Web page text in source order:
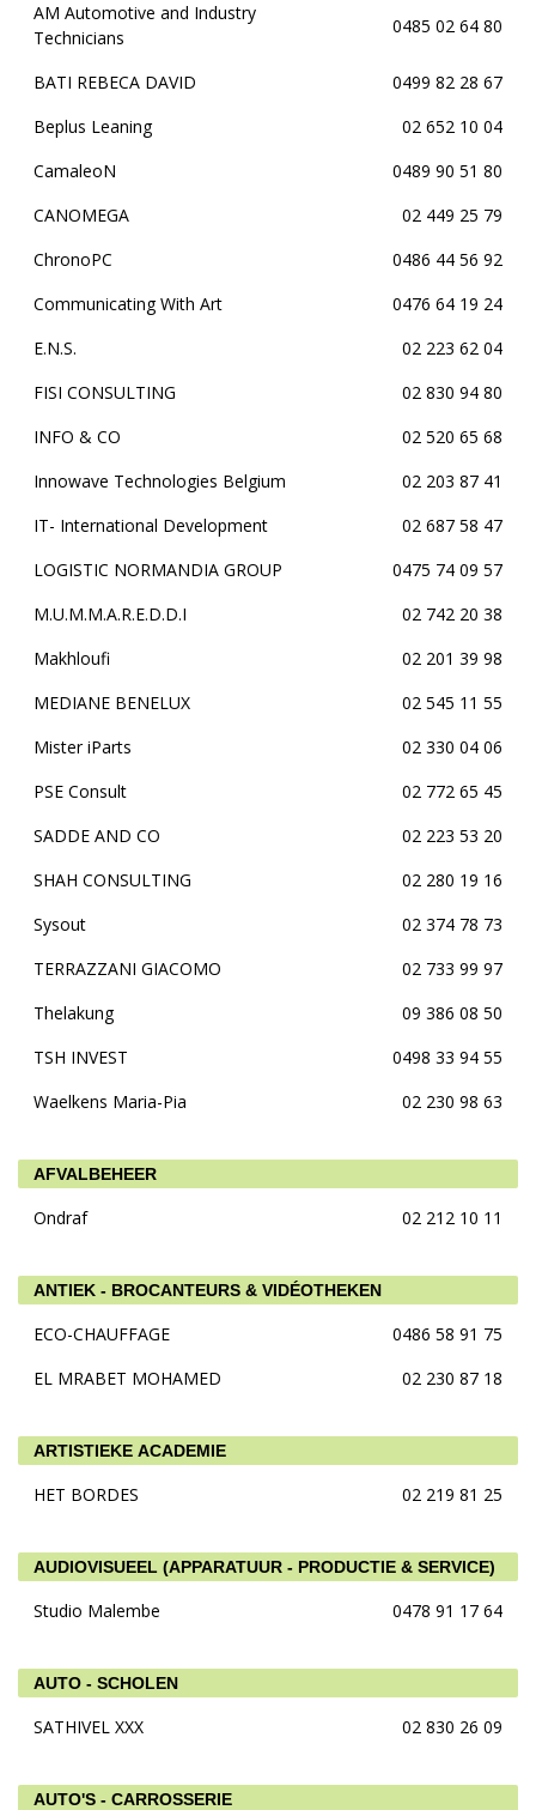
AM Automotive and Industry
Technicians
0485 02 64 80
BATI REBECA DAVID
0499 82 28 67
Beplus Leaning
02 652 10 04
CamaleoN
0489 90 51 80
CANOMEGA
02 449 25 79
ChronoPC
0486 44 56 92
Communicating With Art
0476 64 19 24
E.N.S.
02 223 62 04
FISI CONSULTING
02 830 94 80
INFO & CO
02 520 65 68
Innowave Technologies Belgium
02 203 87 41
IT- International Development
02 687 58 47
LOGISTIC NORMANDIA GROUP
0475 74 09 57
M.U.M.M.A.R.E.D.D.I
02 742 20 38
Makhloufi
02 201 39 98
MEDIANE BENELUX
02 545 11 55
Mister iParts
02 330 04 06
PSE Consult
02 772 65 45
SADDE AND CO
02 223 53 20
SHAH CONSULTING
02 280 19 16
Sysout
02 374 78 73
TERRAZZANI GIACOMO
02 733 99 97
Thelakung
09 386 08 50
TSH INVEST
0498 33 94 55
Waelkens Maria-Pia
02 230 98 63
AFVALBEHEER
Ondraf 02 212 10 11
ANTIEK - BROCANTEURS & VIDÉOTHEKEN
ECO-CHAUFFAGE
0486 58 91 75
EL MRABET MOHAMED
02 230 87 18
ARTISTIEKE ACADEMIE
HET BORDES 02 219 81 25
AUDIOVISUEEL (APPARATUUR - PRODUCTIE & SERVICE)
Studio Malembe 0478 91 17 64
AUTO - SCHOLEN
SATHIVEL XXX 02 830 26 09
AUTO'S - CARROSSERIE